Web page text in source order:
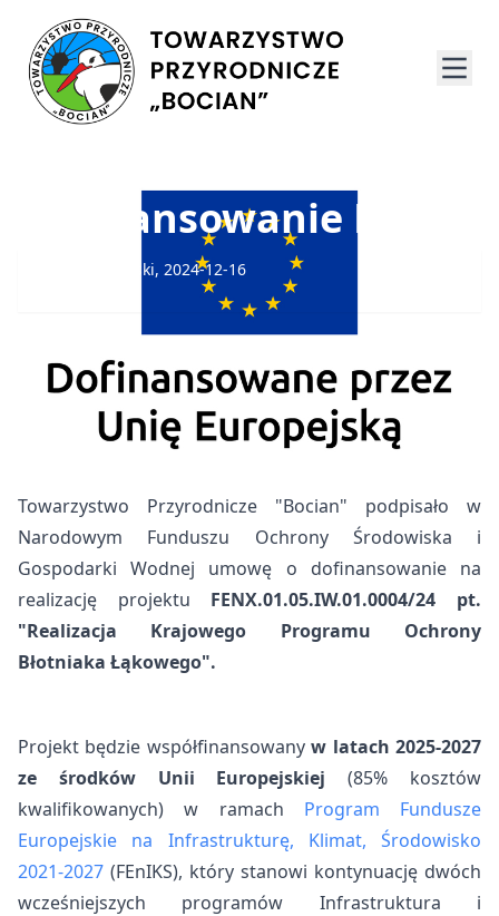
Dofinansowanie FENIX
Dominik Krupiński, 2024-12-16
Towarzystwo Przyrodnicze "Bocian" podpisało w
Narodowym Funduszu Ochrony Środowiska i
Gospodarki Wodnej umowę o dofinansowanie na
realizację projektu FENX.01.05.IW.01.0004/24 pt.
"Realizacja Krajowego Programu Ochrony
Błotniaka Łąkowego".
Projekt będzie współfinansowanyw latach 2025-2027
ze środków Unii Europejskiej (85% kosztów
kwalifikowanych) w ramach Program Fundusze
Europejskie na Infrastrukturę, Klimat, Środowisko
2021-2027 (FEnIKS), który stanowi kontynuację dwóch
wcześniejszych programów Infrastruktura i